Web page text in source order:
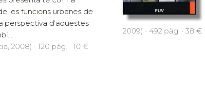
les funcions urbanes de
perspectiva d'aquestes
2008) · 120 pàg. · 10 €
2009) · 492 pàg. · 38 €